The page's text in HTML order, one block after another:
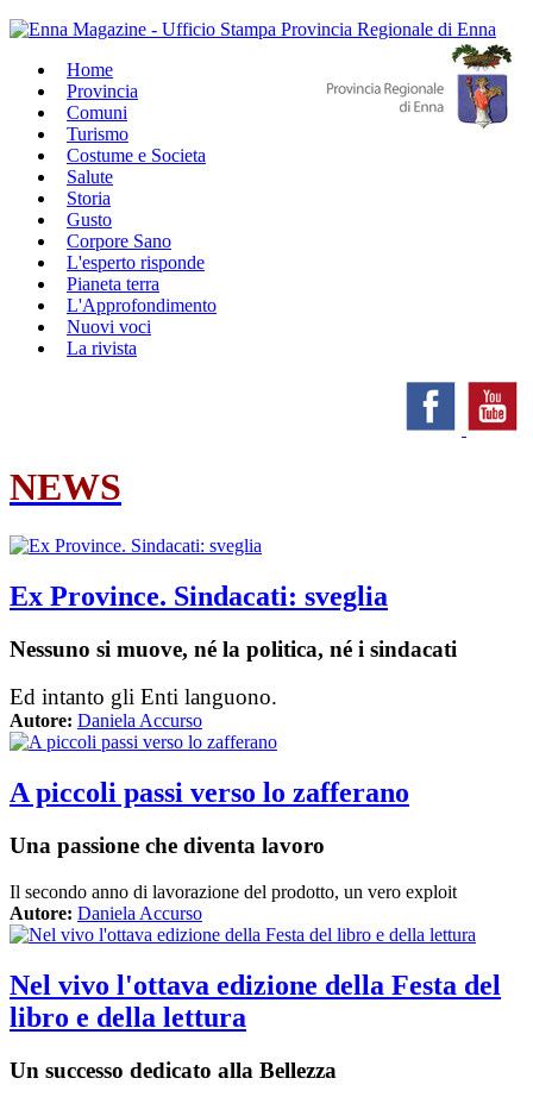
Home
Provincia
Comuni
Turismo
Costume e Societa
Salute
Storia
Gusto
Corpore Sano
L'esperto risponde
Pianeta terra
L'Approfondimento
Nuovi voci
La rivista
NEWS
Ex Province. Sindacati: sveglia
Nessuno si muove, né la politica, né i sindacati
Ed intanto gli Enti languono.
Autore: Daniela Accurso
A piccoli passi verso lo zafferano
Una passione che diventa lavoro
Il secondo anno di lavorazione del prodotto, un vero exploit
Autore: Daniela Accurso
Nel vivo l'ottava edizione della Festa del
libro e della lettura
Un successo dedicato alla Bellezza